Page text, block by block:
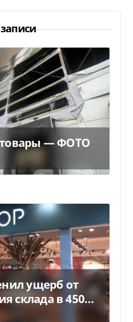
товары — ФОТО
ущерб от
склада в 450